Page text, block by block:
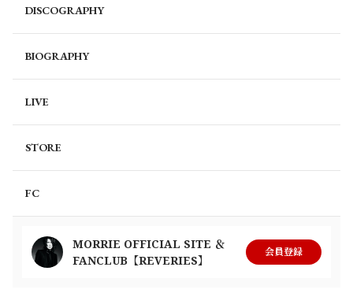
DISCOGRAPHY
BIOGRAPHY
LIVE
STORE
FC
MORRIE OFFICIAL SITE ＆
FANCLUB【REVERIES】
会員登録